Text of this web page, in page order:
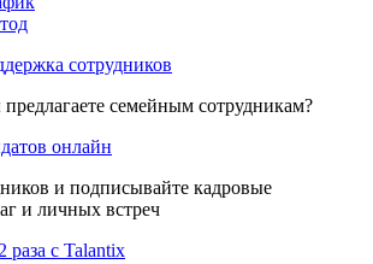
сотрудников
семейным сотрудникам?
онлайн
и подписывайте кадровые
и личных встреч
раза с Talantix